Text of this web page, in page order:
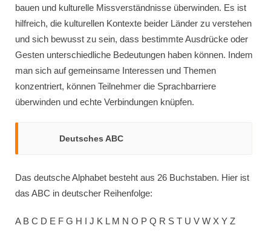
bauen und kulturelle Missverständnisse überwinden. Es ist
hilfreich, die kulturellen Kontexte beider Länder zu verstehen
und sich bewusst zu sein, dass bestimmte Ausdrücke oder
Gesten unterschiedliche Bedeutungen haben können. Indem
man sich auf gemeinsame Interessen und Themen
konzentriert, können Teilnehmer die Sprachbarriere
überwinden und echte Verbindungen knüpfen.
Deutsches ABC
Das deutsche Alphabet besteht aus 26 Buchstaben. Hier ist
das ABC in deutscher Reihenfolge:
A B C D E F G H I J K L M N O P Q R S T U V W X Y Z